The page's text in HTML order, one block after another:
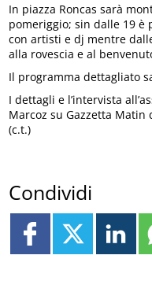
In piazza Roncas sarà
pomeriggio; sin dalle 19 è
con artisti e dj mentre
alla rovescia e al
Il programma dettagliato
I dettagli e l’intervista
Marcoz su Gazzetta
(c.t.)
Condividi